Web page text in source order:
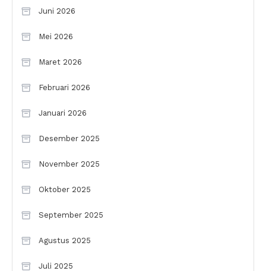
Juni 2026
Mei 2026
Maret 2026
Februari 2026
Januari 2026
Desember 2025
November 2025
Oktober 2025
September 2025
Agustus 2025
Juli 2025